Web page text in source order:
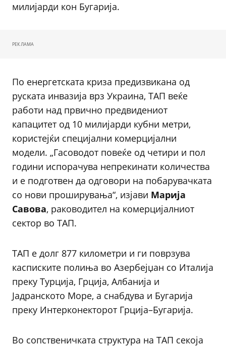
милијарди кон Бугарија.
РЕКЛАМА
По енергетската криза предизвикана од
руската инвазија врз Украина, TAП веќе
работи над првично предвидениот
капацитет од 10 милијарди кубни метри,
користејќи специјални комерцијални
модели. „Гасоводот повеќе од четири и пол
години испорачува непрекинати количества
и е подготвен да одговори на побарувачката
со нови проширувања“, изјави Марија
Савова, раководител на комерцијалниот
сектор во ТАП.
TAП е долг 877 километри и ги поврзува
касписките полиња во Азербејџан со Италија
преку Турција, Грција, Албанија и
Јадранското Море, а снабдува и Бугарија
преку Интерконекторот Грција–Бугарија.
Во сопственичката структура на TAП секоја